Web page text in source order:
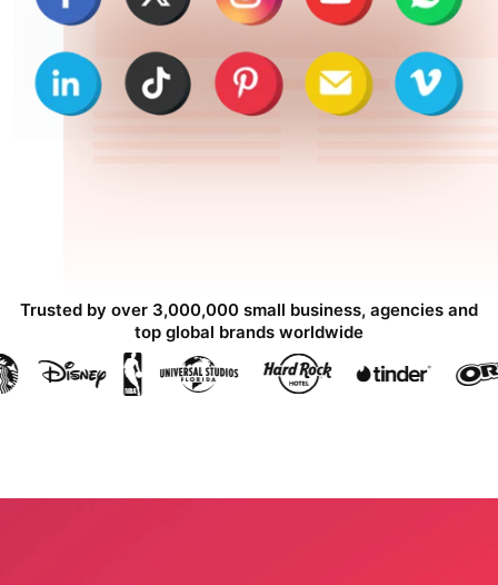
Trusted by over 3,000,000 small business, agencies and
top global brands worldwide